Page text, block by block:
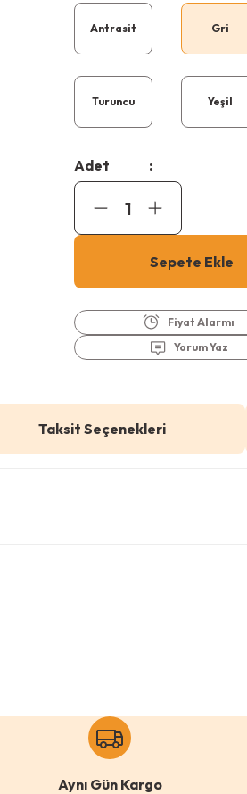
Antrasit Gri
Turuncu Yeşil
Adet
Sepete Ekle
Fiyat Alarmı
Yorum Yaz
Taksit Seçenekleri
Aynı Gün Kargo